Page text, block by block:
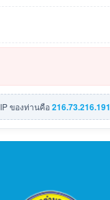
IP ของท่านคือ216.73.216.191